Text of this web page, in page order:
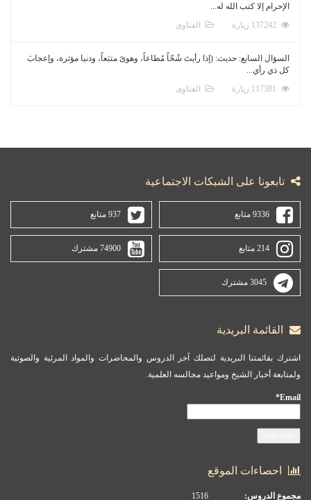
الإحرام إلا كتب الله له...
الفتاوى
السؤال السابع: حديث: (إذا رأيتَ شُحّاً مُطاعاً، وهوىً متبَعاً، ودنيا مؤثرة، وإعجابَ
كل ذي رأي...
الفتاوى
تابعونا على الشبكات الاجتماعية
9336 متابع 937 متابع
214 متابع 74900 مشترك
3045 مشترك
القائمة البريدية
اشترك بقائمتنا البريدية لتصلك آخر الدروس والمحاضرات والمواد المرئية والصوتية
ولمتابعة أخبار الشيخ ومواعيد مجالسه العلمية.
Email*
احصاءات الموقع
مجموع الدروس: